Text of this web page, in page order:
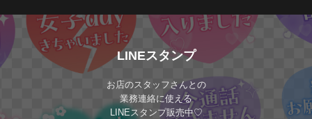
LINEスタンプ
お店のスタッフさんとの
業務連絡に使える
LINEスタンプ販売中♡